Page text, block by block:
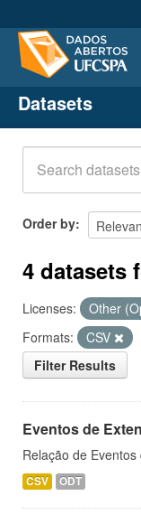
Datasets
Organizations
Groups
About
Datasets
Order by
4 datasets
Licenses: Other
Formats:
CSV
Filter Results
Eventos de
Relação de
CSV ODT